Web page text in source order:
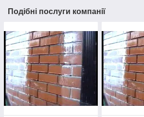
Подібні послуги компанії